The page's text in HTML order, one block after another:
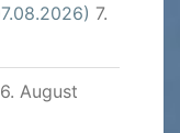
7.
6. August